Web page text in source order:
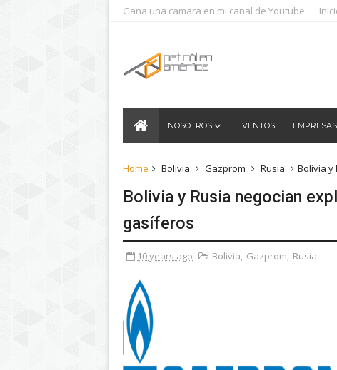
Gana una camara en mi canal de Youtube
NOSOTROS EVENTOS EMPRESAS
Home Bolivia Gazprom Rusia Bolivia y
Bolivia y Rusia negocian
gasíferos
10 years ago Bolivia, Gazprom, Rusia